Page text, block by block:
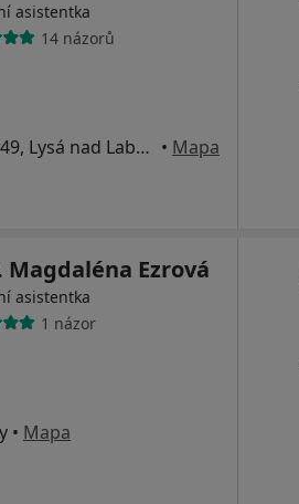
asistentka
14 názorů
Českosl. armády 1480/49, Lysá nad Labem • Mapa
Magdaléna Ezrová
asistentka
1 názor
• Mapa